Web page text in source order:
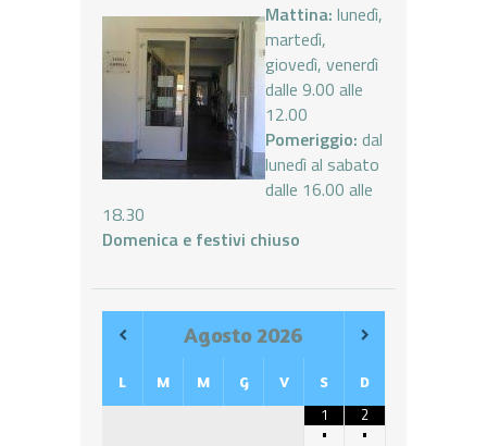
Mattina: lunedì,
martedì,
giovedì, venerdì
dalle 9.00 alle
12.00
Pomeriggio: dal
lunedì al sabato
dalle 16.00 alle
18.30
Domenica e festivi chiuso
Agosto2026
L M M G V S D
1
•
2
•